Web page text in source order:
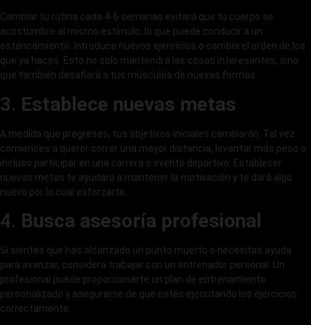
Cambiar tu rutina cada 4-6 semanas evitará que tu cuerpo se
acostumbre al mismo estímulo, lo que puede conducir a un
estancamiento. Introduce nuevos ejercicios o cambia el orden de los
que ya haces. Esto no solo mantendrá las cosas interesantes, sino
que también desafiará a tus músculos de nuevas formas.
3. Establece nuevas metas
A medida que progreses, tus objetivos iniciales cambiarán. Tal vez
comiences a querer correr una mayor distancia, levantar más peso o
incluso participar en una carrera o evento deportivo. Establecer
nuevas metas te ayudará a mantener la motivación y te dará algo
nuevo por lo cual esforzarte.
4. Busca asesoría profesional
Si sientes que has alcanzado un punto muerto o necesitas ayuda
para avanzar, considera trabajar con un entrenador personal. Un
profesional puede proporcionarte un plan de entrenamiento
personalizado y asegurarse de que estés ejecutando los ejercicios
correctamente.